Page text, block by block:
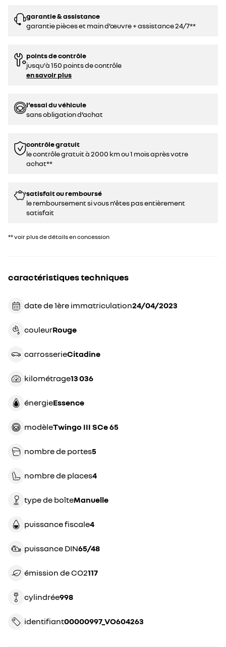
garantie & assistance
garantie pièces et main d’œuvre + assistance 24/7**
points de contrôle
jusqu'à 150 points de contrôle
en savoir plus
l’essai du véhicule
sans obligation d’achat
contrôle gratuit
le contrôle gratuit à 2000 km ou 1 mois après votre
achat**
satisfait ou remboursé
le remboursement si vous n'êtes pas entièrement
satisfait
** voir plus de détails en concession
caractéristiques techniques
date de 1ère immatriculation 24/04/2023
couleur rouge
carrosserie citadine
kilométrage 13 036
énergie essence
modèle Twingo III SCe 65
nombre de portes5
nombre de places4
type de boîte manuelle
puissance fiscale4
puissance DIN 65/48
émission de CO2 117
cylindrée 998
identifiant 00000997_VO604263